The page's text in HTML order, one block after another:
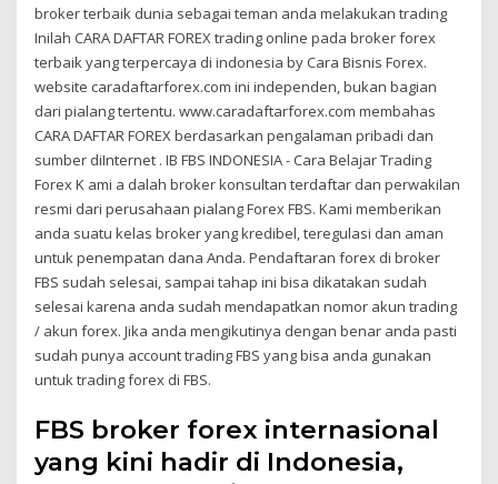
broker terbaik dunia sebagai teman anda melakukan trading
Inilah CARA DAFTAR FOREX trading online pada broker forex
terbaik yang terpercaya di indonesia by Cara Bisnis Forex.
website caradaftarforex.com ini independen, bukan bagian
dari pialang tertentu. www.caradaftarforex.com membahas
CARA DAFTAR FOREX berdasarkan pengalaman pribadi dan
sumber diInternet . IB FBS INDONESIA - Cara Belajar Trading
Forex K ami a dalah broker konsultan terdaftar dan perwakilan
resmi dari perusahaan pialang Forex FBS. Kami memberikan
anda suatu kelas broker yang kredibel, teregulasi dan aman
untuk penempatan dana Anda. Pendaftaran forex di broker
FBS sudah selesai, sampai tahap ini bisa dikatakan sudah
selesai karena anda sudah mendapatkan nomor akun trading
/ akun forex. Jika anda mengikutinya dengan benar anda pasti
sudah punya account trading FBS yang bisa anda gunakan
untuk trading forex di FBS.
FBS broker forex internasional
yang kini hadir di Indonesia,